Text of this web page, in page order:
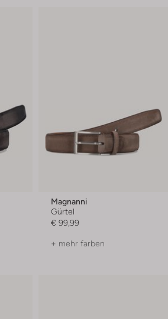
Magnanni
Gürtel
€ 99,99
+ mehr farben